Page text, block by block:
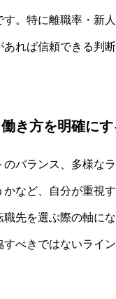
す。特に離職率・新
れば信頼できる判
き方を明確にす
バランス、多様な
かなど、自分が重視
職先を選ぶ際の軸に
すべきではないライ